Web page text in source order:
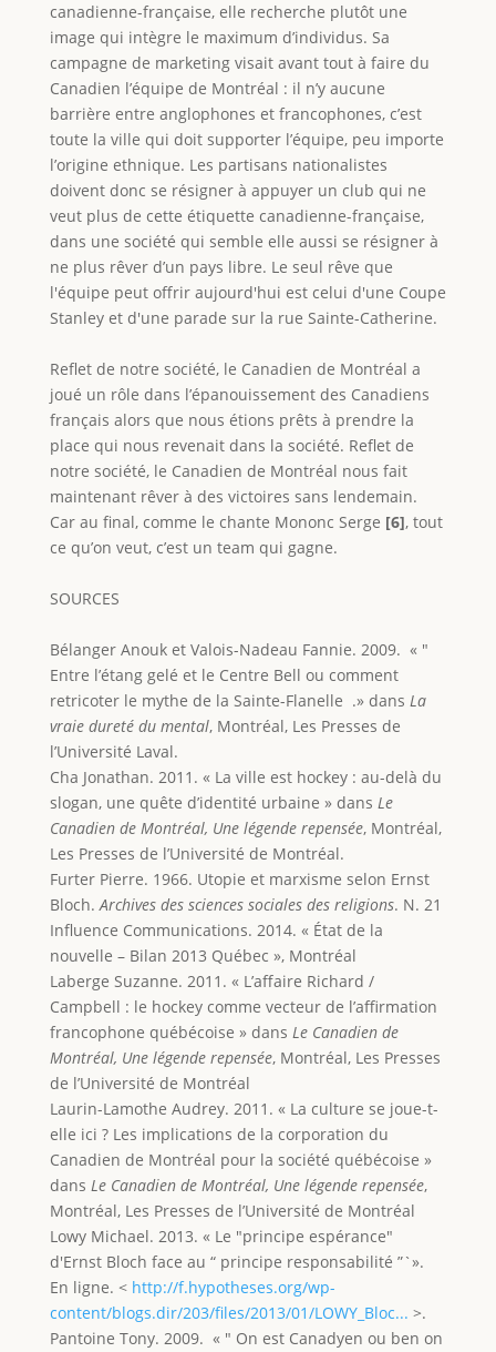
canadienne-française, elle recherche plutôt une
image qui intègre le maximum d’individus. Sa
campagne de marketing visait avant tout à faire du
Canadien l’équipe de Montréal : il n’y aucune
barrière entre anglophones et francophones, c’est
toute la ville qui doit supporter l’équipe, peu importe
l’origine ethnique. Les partisans nationalistes
doivent donc se résigner à appuyer un club qui ne
veut plus de cette étiquette canadienne-française,
dans une société qui semble elle aussi se résigner à
ne plus rêver d’un pays libre. Le seul rêve que
l'équipe peut offrir aujourd'hui est celui d'une Coupe
Stanley et d'une parade sur la rue Sainte-Catherine.
Reflet de notre société, le Canadien de Montréal a
joué un rôle dans l’épanouissement des Canadiens
français alors que nous étions prêts à prendre la
place qui nous revenait dans la société. Reflet de
notre société, le Canadien de Montréal nous fait
maintenant rêver à des victoires sans lendemain.
Car au final, comme le chante Mononc Serge [6], tout
ce qu’on veut, c’est un team qui gagne.
SOURCES
Bélanger Anouk et Valois-Nadeau Fannie. 2009. « "
Entre l’étang gelé et le Centre Bell ou comment
retricoter le mythe de la Sainte-Flanelle .» dans La
vraie dureté du mental, Montréal, Les Presses de
l’Université Laval.
Cha Jonathan. 2011. « La ville est hockey : au-delà du
slogan, une quête d’identité urbaine » dans Le
Canadien de Montréal, Une légende repensée, Montréal,
Les Presses de l’Université de Montréal.
Furter Pierre. 1966. Utopie et marxisme selon Ernst
Bloch.Archives des sciences sociales des religions. N. 21
Influence Communications. 2014. « État de la
nouvelle – Bilan 2013 Québec », Montréal
Laberge Suzanne. 2011. « L’affaire Richard /
Campbell : le hockey comme vecteur de l’affirmation
francophone québécoise » dans Le Canadien de
Montréal, Une légende repensée, Montréal, Les Presses
de l’Université de Montréal
Laurin-Lamothe Audrey. 2011. « La culture se joue-t-
elle ici ? Les implications de la corporation du
Canadien de Montréal pour la société québécoise »
dans Le Canadien de Montréal, Une légende repensée,
Montréal, Les Presses de l’Université de Montréal
Lowy Michael. 2013. « Le "principe espérance"
d'Ernst Bloch face au “ principe responsabilité ”`».
En ligne. < http://f.hypotheses.org/wp-
content/blogs.dir/203/files/2013/01/LOWY_Bloc... >.
Pantoine Tony. 2009. « " On est Canadyen ou ben on